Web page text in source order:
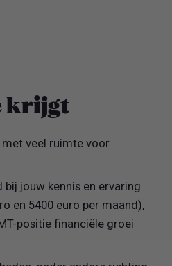
krijgt
veel ruimte voor
bij jouw kennis en ervaring
en 5400 euro per maand),
positie financiële groei